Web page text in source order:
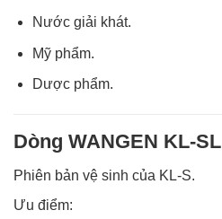
Nước giải khát.
Mỹ phẩm.
Dược phẩm.
Dòng WANGEN KL-SL
Phiên bản vệ sinh của KL-S.
Ưu điểm: